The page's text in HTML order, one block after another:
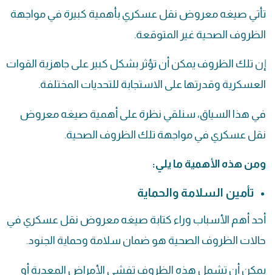
تأتي صيغه معروض نقل عسكري بأهمية كبيرة في مواجهة
الظروف الصحية غير المتوقعة.
إن تلك الظروف يمكن أن تؤثر بشكل كبير على جاهزية القوات
العسكرية وقدرتها على الاستجابة للتحديات المختلفة.
في هذا السياق، سنلقي نظرة على أهمية صيغه معروض
نقل عسكري في مواجهة تلك الظروف الصحية.
ومن هذه الأهمية ما يلي:
تأمين السلامة والحماية
أحد أهم الأسباب وراء كتابة صيغه معروض نقل عسكري في
حالات الظروف الصحية هو ضمان سلامة وحماية الجنود.
يمكن أن تشمل هذه الظروف تفشي الأمراض المعدية أو